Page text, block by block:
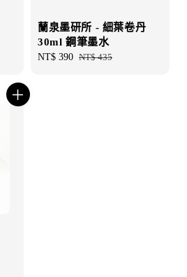
蘭泉墨研所 - 細葉卷丹
30ml 鋼筆墨水
Sale
NT$ 390 Regular
NT$ 435